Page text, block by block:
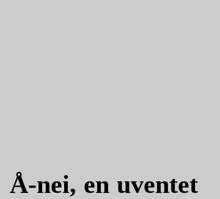
Å-nei, en uventet